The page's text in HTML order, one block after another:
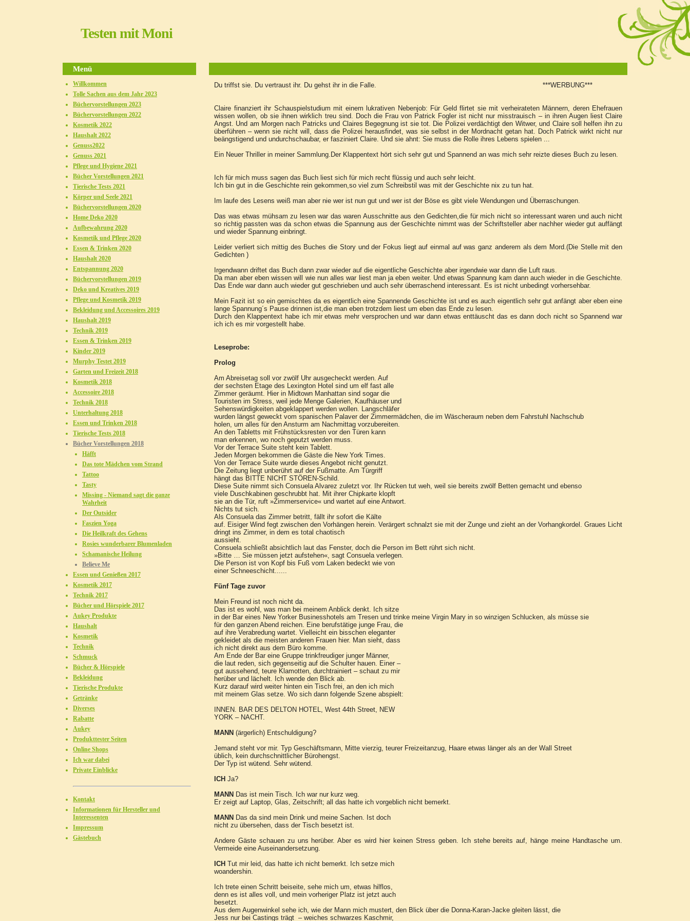
Testen mit Moni
Du triffst sie. Du vertraust ihr. Du gehst ihr in die Falle. ***WERBUNG***
Claire finanziert ihr Schauspielstudium mit einem lukrativen Nebenjob: Für Geld flirtet sie mit verheirateten Männern, deren Ehefrauen
wissen wollen, ob sie ihnen wirklich treu sind. Doch die Frau von Patrick Fogler ist nicht nur misstrauisch – in ihren Augen liest Claire
Angst. Und am Morgen nach Patricks und Claires Begegnung ist sie tot. Die Polizei verdächtigt den Witwer, und Claire soll helfen ihn zu
überführen – wenn sie nicht will, dass die Polizei herausfindet, was sie selbst in der Mordnacht getan hat. Doch Patrick wirkt nicht nur
beängstigend und undurchschaubar, er fasziniert Claire. Und sie ahnt: Sie muss die Rolle ihres Lebens spielen ...
Ein Neuer Thriller in meiner Sammlung.Der Klappentext hört sich sehr gut und Spannend an was mich sehr reizte dieses Buch zu lesen.
Ich für mich muss sagen das Buch liest sich für mich recht flüssig und auch sehr leicht.
Ich bin gut in die Geschichte rein gekommen,so viel zum Schreibstil was mit der Geschichte nix zu tun hat.
Im laufe des Lesens weiß man aber nie wer ist nun gut und wer ist der Böse es gibt viele Wendungen und Überraschungen.
Das was etwas mühsam zu lesen war das waren Ausschnitte aus den Gedichten,die für mich nicht so interessant waren und auch nicht
so richtig passten was da schon etwas die Spannung aus der Geschichte nimmt was der Schriftsteller aber nachher wieder gut auffängt
und wieder Spannung einbringt.
Leider verliert sich mittig des Buches die Story und der Fokus liegt auf einmal auf was ganz anderem als dem Mord.(Die Stelle mit den
Gedichten )
Irgendwann driftet das Buch dann zwar wieder auf die eigentliche Geschichte aber irgendwie war dann die Luft raus.
Da man aber eben wissen will wie nun alles war liest man ja eben weiter. Und etwas Spannung kam dann auch wieder in die Geschichte.
Das Ende war dann auch wieder gut geschrieben und auch sehr überraschend interessant. Es ist nicht unbedingt vorhersehbar.
Mein Fazit ist so ein gemischtes da es eigentlich eine Spannende Geschichte ist und es auch eigentlich sehr gut anfängt aber eben eine
lange Spannung´s Pause drinnen ist,die man eben trotzdem liest um eben das Ende zu lesen.
Durch den Klappentext habe ich mir etwas mehr versprochen und war dann etwas enttäuscht das es dann doch nicht so Spannend war
ich ich es mir vorgestellt habe.
Leseprobe:
Prolog
Am Abreisetag soll vor zwölf Uhr ausgecheckt werden. Auf
der sechsten Etage des Lexington Hotel sind um elf fast alle
Zimmer geräumt. Hier in Midtown Manhattan sind sogar die
Touristen im Stress, weil jede Menge Galerien, Kaufhäuser und
Sehenswürdigkeiten abgeklappert werden wollen. Langschläfer
wurden längst geweckt vom spanischen Palaver der Zimmermädchen, die im Wäscheraum neben dem Fahrstuhl Nachschub
holen, um alles für den Ansturm am Nachmittag vorzubereiten.
An den Tabletts mit Frühstücksresten vor den Türen kann
man erkennen, wo noch geputzt werden muss.
Vor der Terrace Suite steht kein Tablett.
Jeden Morgen bekommen die Gäste die New York Times.
Von der Terrace Suite wurde dieses Angebot nicht genutzt.
Die Zeitung liegt unberührt auf der Fußmatte. Am Türgriff
hängt das BITTE NICHT STÖREN-Schild.
Diese Suite nimmt sich Consuela Alvarez zuletzt vor. Ihr Rücken tut weh, weil sie bereits zwölf Betten gemacht und ebenso
viele Duschkabinen geschrubbt hat. Mit ihrer Chipkarte klopft
sie an die Tür, ruft »Zimmerservice« und wartet auf eine Antwort.
Nichts tut sich.
Als Consuela das Zimmer betritt, fällt ihr sofort die Kälte
auf. Eisiger Wind fegt zwischen den Vorhängen herein. Verärgert schnalzt sie mit der Zunge und zieht an der Vorhangkordel. Graues Licht
dringt ins Zimmer, in dem es total chaotisch
aussieht.
Consuela schließt absichtlich laut das Fenster, doch die Person im Bett rührt sich nicht.
»Bitte … Sie müssen jetzt aufstehen«, sagt Consuela verlegen.
Die Person ist von Kopf bis Fuß vom Laken bedeckt wie von
einer Schneeschicht......
Fünf Tage zuvor
Mein Freund ist noch nicht da.
Das ist es wohl, was man bei meinem Anblick denkt. Ich sitze
in der Bar eines New Yorker Businesshotels am Tresen und trinke meine Virgin Mary in so winzigen Schlucken, als müsse sie
für den ganzen Abend reichen. Eine berufstätige junge Frau, die
auf ihre Verabredung wartet. Vielleicht ein bisschen eleganter
gekleidet als die meisten anderen Frauen hier. Man sieht, dass
ich nicht direkt aus dem Büro komme.
Am Ende der Bar eine Gruppe trinkfreudiger junger Männer,
die laut reden, sich gegenseitig auf die Schulter hauen. Einer –
gut aussehend, teure Klamotten, durchtrainiert – schaut zu mir
herüber und lächelt. Ich wende den Blick ab.
Kurz darauf wird weiter hinten ein Tisch frei, an den ich mich
mit meinem Glas setze. Wo sich dann folgende Szene abspielt:
INNEN. BAR DES DELTON HOTEL, West 44th Street, NEW
YORK – NACHT.
MANN (ärgerlich) Entschuldigung?
Jemand steht vor mir. Typ Geschäftsmann, Mitte vierzig, teurer Freizeitanzug, Haare etwas länger als an der Wall Street
üblich, kein durchschnittlicher Bürohengst.
Der Typ ist wütend. Sehr wütend.
ICH Ja?
MANN Das ist mein Tisch. Ich war nur kurz weg.
Er zeigt auf Laptop, Glas, Zeitschrift; all das hatte ich vorgeblich nicht bemerkt.
MANN Das da sind mein Drink und meine Sachen. Ist doch
nicht zu übersehen, dass der Tisch besetzt ist.
Andere Gäste schauen zu uns herüber. Aber es wird hier keinen Stress geben. Ich stehe bereits auf, hänge meine Handtasche um.
Vermeide eine Auseinandersetzung.
ICH Tut mir leid, das hatte ich nicht bemerkt. Ich setze mich
woandershin.
Ich trete einen Schritt beiseite, sehe mich um, etwas hilflos,
denn es ist alles voll, und mein vorheriger Platz ist jetzt auch
besetzt.
Aus dem Augenwinkel sehe ich, wie der Mann mich mustert, den Blick über die Donna-Karan-Jacke gleiten lässt, die
Jess nur bei Castings trägt – weiches schwarzes Kaschmir,
Menü
Willkommen
Tolle Sachen aus dem Jahr 2023
Büchervorstellungen 2023
Büchervorstellungen 2022
Kosmetik 2022
Haushalt 2022
Genuss2022
Genuss 2021
Pflege und Hygiene 2021
Bücher Vorstellungen 2021
Tierische Tests 2021
Körper und Seele 2021
Büchervorstellungen 2020
Home Deko 2020
Aufbewahrung 2020
Kosmetik und Pflege 2020
Essen & Trinken 2020
Haushalt 2020
Entspannung 2020
Büchervorstellungen 2019
Deko und Kreatives 2019
Pflege und Kosmetik 2019
Bekleidung und Accessoires 2019
Haushalt 2019
Technik 2019
Essen & Trinken 2019
Kinder 2019
Murphy Testet 2019
Garten und Freizeit 2018
Kosmetik 2018
Accessoire 2018
Technik 2018
Unterhaltung 2018
Essen und Trinken 2018
Tierische Tests 2018
Bücher Vorstellungen 2018
Häfft
Das tote Mädchen vom Strand
Tattoo
Tasty
Missing - Niemand sagt die ganze
Wahrheit
Der Outsider
Faszien Yoga
Die Heilkraft des Gehens
Rosies wunderbarer Blumenladen
Schamanische Heilung
Believe Me
Essen und Genießen 2017
Kosmetik 2017
Technik 2017
Bücher und Hörspiele 2017
Aukey Produkte
Haushalt
Kosmetik
Technik
Schmuck
Bücher & Hörspiele
Bekleidung
Tierische Produkte
Getränke
Diverses
Rabatte
Aukey
Produkttester Seiten
Online Shops
Ich war dabei
Private Einblicke
Kontakt
Informationen für Hersteller und
Interessenten
Impressum
Gästebuch